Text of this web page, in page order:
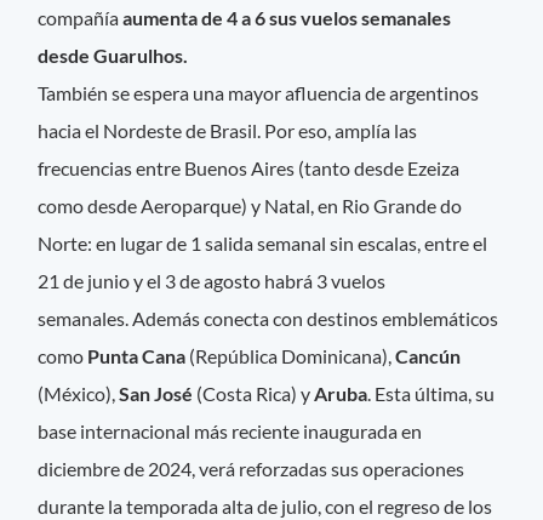
compañíaaumenta de 4 a 6 sus vuelos semanales
desde Guarulhos.
También se espera una mayor afluencia de argentinos
hacia el Nordeste de Brasil. Por eso, amplía las
frecuencias entre Buenos Aires (tanto desde Ezeiza
como desde Aeroparque) y Natal, en Rio Grande do
Norte: en lugar de 1 salida semanal sin escalas, entre el
21 de junio y el 3 de agosto habrá 3 vuelos
semanales. Además conecta con destinos emblemáticos
como Punta Cana (República Dominicana),Cancún
(México),San José (Costa Rica) yAruba. Esta última, su
base internacional más reciente inaugurada en
diciembre de 2024, verá reforzadas sus operaciones
durante la temporada alta de julio, con el regreso de los